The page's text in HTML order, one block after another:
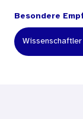
Besondere